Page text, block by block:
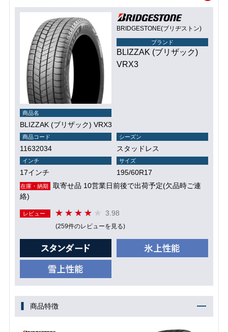
BRIDGESTONE(ブリヂストン)
ブランド
BLIZZAK (ブリザック)
VRX3
商品名
BLIZZAK (ブリザック) VRX3
商品コード
11632034
シーズン
スタッドレス
インチ
17インチ
サイズ
195/60R17
在庫・納期
取寄せ品 10営業日前後で出荷予定(欠品時ご連
絡)
レビュー 3.98
(259件のレビューを見る)
商品特徴